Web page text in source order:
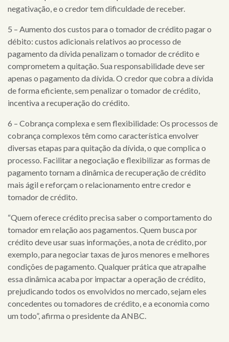
negativação, e o credor tem dificuldade de receber.
5 – Aumento dos custos para o tomador de crédito pagar o
débito: custos adicionais relativos ao processo de
pagamento da dívida penalizam o tomador de crédito e
comprometem a quitação. Sua responsabilidade deve ser
apenas o pagamento da dívida. O credor que cobra a dívida
de forma eficiente, sem penalizar o tomador de crédito,
incentiva a recuperação do crédito.
6 – Cobrança complexa e sem flexibilidade: Os processos de
cobrança complexos têm como característica envolver
diversas etapas para quitação da dívida, o que complica o
processo. Facilitar a negociação e flexibilizar as formas de
pagamento tornam a dinâmica de recuperação de crédito
mais ágil e reforçam o relacionamento entre credor e
tomador de crédito.
“Quem oferece crédito precisa saber o comportamento do
tomador em relação aos pagamentos. Quem busca por
crédito deve usar suas informações, a nota de crédito, por
exemplo, para negociar taxas de juros menores e melhores
condições de pagamento. Qualquer prática que atrapalhe
essa dinâmica acaba por impactar a operação de crédito,
prejudicando todos os envolvidos no mercado, sejam eles
concedentes ou tomadores de crédito, e a economia como
um todo”, afirma o presidente da ANBC.